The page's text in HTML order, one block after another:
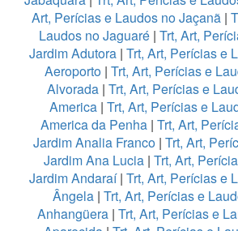
Art, Perícias e Laudos no Jaçanã|
Laudos no Jaguaré| Trt, Art,
Jardim Adutora | Trt, Art, Perícias e
Aeroporto | Trt, Art, Perícias e
Alvorada | Trt, Art, Perícias e
America| Trt, Art, Perícias e
America da Penha | Trt, Art,
Jardim Analia Franco| Trt, Art,
Jardim Ana Lucia | Trt, Art,
Jardim Andaraí| Trt, Art, Perícias e
Ângela| Trt, Art, Perícias e
Anhangüera | Trt, Art, Perícias e